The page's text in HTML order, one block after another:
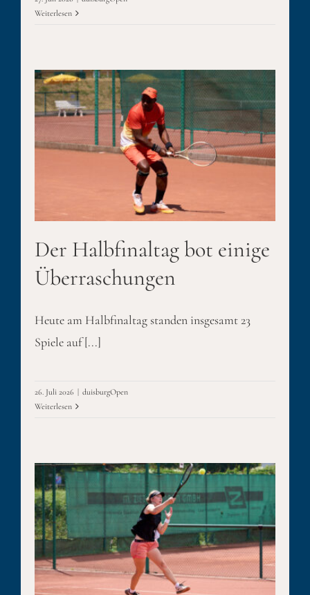
Weiterlesen
Der Halbfinaltag bot einige
Überraschungen
Heute am Halbfinaltag standen insgesamt 23
Spiele auf [...]
26. Juli 2026
duisburgOpen
Weiterlesen